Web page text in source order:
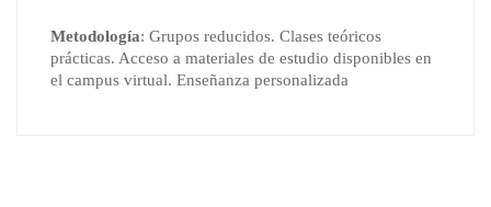
Metodología: Grupos reducidos. Clases teóricos
prácticas. Acceso a materiales de estudio disponibles en
el campus virtual. Enseñanza personalizada